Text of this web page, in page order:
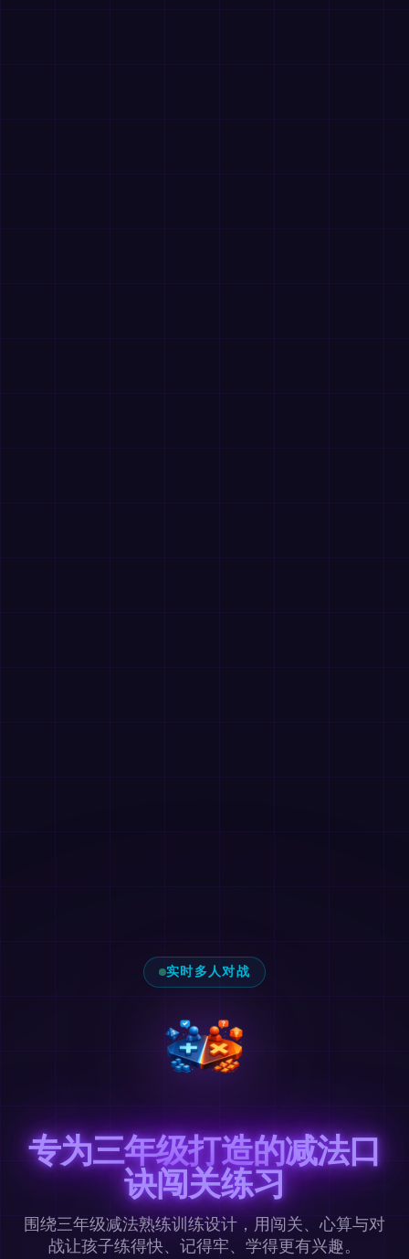
实时多人对战
专为三年级打造的减法口
诀闯关练习
围绕三年级减法熟练训练设计，用闯关、心算与对
战让孩子练得快、记得牢、学得更有兴趣。